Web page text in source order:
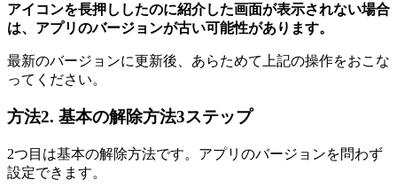
アイコンを長押ししたのに紹介した画面が表示されない場合
は、アプリのバージョンが古い可能性があります。
最新のバージョンに更新後、あらためて上記の操作をおこな
ってください。
方法2. 基本の解除方法3ステップ
2つ目は基本の解除方法です。アプリのバージョンを問わず
設定できます。